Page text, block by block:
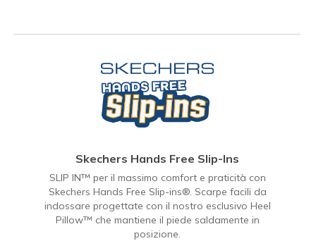
Skechers Hands Free Slip-Ins
SLIP IN™ per il massimo comfort e praticità con
Skechers Hands Free Slip-ins®. Scarpe facili da
indossare progettate con il nostro esclusivo Heel
Pillow™ che mantiene il piede saldamente in
posizione.